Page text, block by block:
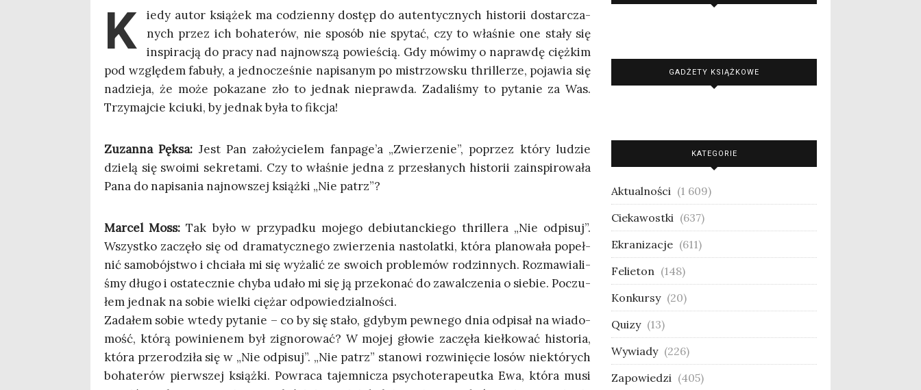
K
ie­dy autor ksią­żek ma codzien­ny dostęp do auten­tycz­nych histo­rii dostar­cza­
nych przez ich boha­te­rów, nie spo­sób nie spy­tać, czy to wła­śnie one sta­ły się
inspi­ra­cją do pra­cy nad naj­now­szą powie­ścią. Gdy mówi­my o napraw­dę cięż­kim
pod wzglę­dem fabu­ły, a jed­no­cze­śnie napi­sa­nym po mistrzow­sku thril­le­rze, poja­wia się
nadzie­ja, że może poka­za­ne zło to jed­nak nie­praw­da. Zada­li­śmy to pyta­nie za Was.
Trzy­maj­cie kciu­ki, by jed­nak była to fikcja!
Zuzan­na Pęk­sa: Jest Pan zało­ży­cie­lem fanpage’a „Zwie­rze­nie”, poprzez któ­ry ludzie
dzie­lą się swo­imi sekre­ta­mi. Czy to wła­śnie jed­na z prze­sła­nych histo­rii zain­spi­ro­wa­ła
Pana do napi­sa­nia naj­now­szej książ­ki „Nie patrz”?
Mar­cel Moss: Tak było w przy­pad­ku moje­go debiu­tanc­kie­go thril­le­ra „Nie odpi­suj”.
Wszyst­ko zaczę­ło się od dra­ma­tycz­ne­go zwie­rze­nia nasto­lat­ki, któ­ra pla­no­wa­ła popeł­
nić samo­bój­stwo i chcia­ła mi się wyża­lić ze swo­ich pro­ble­mów rodzin­nych. Roz­ma­wia­li­
śmy dłu­go i osta­tecz­nie chy­ba uda­ło mi się ją prze­ko­nać do zawal­cze­nia o sie­bie. Poczu­
łem jed­nak na sobie wiel­ki cię­żar odpowiedzialności.
Zada­łem sobie wte­dy pyta­nie – co by się sta­ło, gdy­bym pew­ne­go dnia odpi­sał na wia­do­
mość, któ­rą powi­nie­nem był zigno­ro­wać? W mojej gło­wie zaczę­ła kieł­ko­wać histo­ria,
któ­ra prze­ro­dzi­ła się w „Nie odpi­suj”. „Nie patrz” sta­no­wi roz­wi­nię­cie losów nie­któ­rych
boha­te­rów pierw­szej książ­ki. Powra­ca tajem­ni­cza psy­cho­te­ra­peut­ka Ewa, któ­ra musi
GADŻETY KSIĄŻKOWE
KATEGORIE
Aktualności (1 609)
Ciekawostki (637)
Ekranizacje (611)
Felieton (148)
Konkursy (20)
Quizy (13)
Wywiady (226)
Zapowiedzi (405)